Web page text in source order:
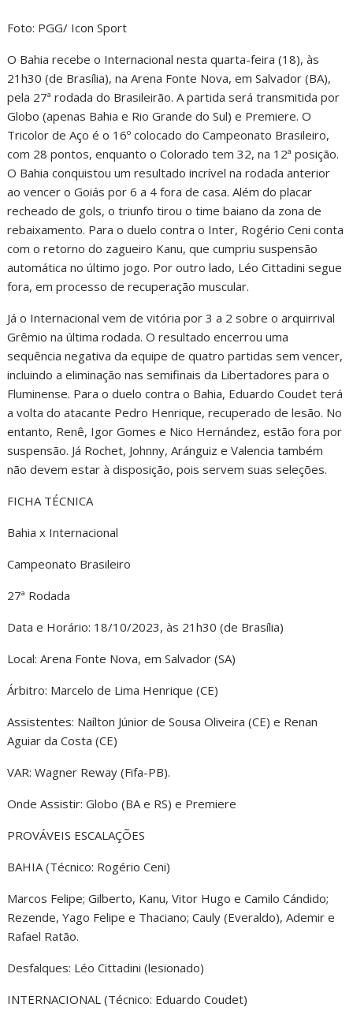
Foto: PGG/ Icon Sport
O Bahia recebe o Internacional nesta quarta-feira (18), às
21h30 (de Brasília), na Arena Fonte Nova, em Salvador (BA),
pela 27ª rodada do Brasileirão. A partida será transmitida por
Globo (apenas Bahia e Rio Grande do Sul) e Premiere. O
Tricolor de Aço é o 16º colocado do Campeonato Brasileiro,
com 28 pontos, enquanto o Colorado tem 32, na 12ª posição.
O Bahia conquistou um resultado incrível na rodada anterior
ao vencer o Goiás por 6 a 4 fora de casa. Além do placar
recheado de gols, o triunfo tirou o time baiano da zona de
rebaixamento. Para o duelo contra o Inter, Rogério Ceni conta
com o retorno do zagueiro Kanu, que cumpriu suspensão
automática no último jogo. Por outro lado, Léo Cittadini segue
fora, em processo de recuperação muscular.
Já o Internacional vem de vitória por 3 a 2 sobre o arquirrival
Grêmio na última rodada. O resultado encerrou uma
sequência negativa da equipe de quatro partidas sem vencer,
incluindo a eliminação nas semifinais da Libertadores para o
Fluminense. Para o duelo contra o Bahia, Eduardo Coudet terá
a volta do atacante Pedro Henrique, recuperado de lesão. No
entanto, Renê, Igor Gomes e Nico Hernández, estão fora por
suspensão. Já Rochet, Johnny, Aránguiz e Valencia também
não devem estar à disposição, pois servem suas seleções.
FICHA TÉCNICA
Bahia x Internacional
Campeonato Brasileiro
27ª Rodada
Data e Horário: 18/10/2023, às 21h30 (de Brasília)
Local: Arena Fonte Nova, em Salvador (SA)
Árbitro: Marcelo de Lima Henrique (CE)
Assistentes: Naílton Júnior de Sousa Oliveira (CE) e Renan
Aguiar da Costa (CE)
VAR: Wagner Reway (Fifa-PB).
Onde Assistir: Globo (BA e RS) e Premiere
PROVÁVEIS ESCALAÇÕES
BAHIA (Técnico: Rogério Ceni)
Marcos Felipe; Gilberto, Kanu, Vitor Hugo e Camilo Cándido;
Rezende, Yago Felipe e Thaciano; Cauly (Everaldo), Ademir e
Rafael Ratão.
Desfalques: Léo Cittadini (lesionado)
INTERNACIONAL (Técnico: Eduardo Coudet)